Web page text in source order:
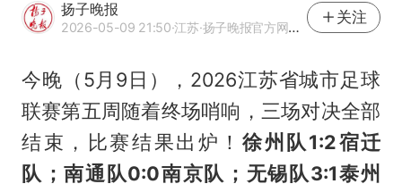
扬子晚报
2026-05-09 21:50·江苏·扬子晚报官方网易号
关注
今晚（5月9日），2026江苏省城市足球
联赛第五周随着终场哨响，三场对决全部
结束，比赛结果出炉！徐州队1:2宿迁
队；南通队0:0南京队；无锡队3:1泰州